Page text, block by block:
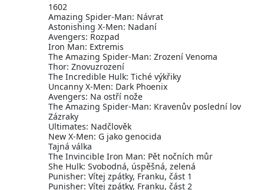
1602
Amazing Spider-Man: Návrat
Astonishing X-Men: Nadaní
Avengers: Rozpad
Iron Man: Extremis
The Amazing Spider-Man: Zrození Venoma
Thor: Znovuzrození
The Incredible Hulk: Tiché výkřiky
Uncanny X-Men: Dark Phoenix
Avengers: Na ostří nože
The Amazing Spider-Man: Kravenův poslední lov
Zázraky
Ultimates: Nadčlověk
New X-Men: G jako genocida
Tajná válka
The Invincible Iron Man: Pět nočních můr
She Hulk: Svobodná, úspěšná, zelená
Punisher: Vítej zpátky, Franku, část 1
Punisher: Vítej zpátky, Franku, část 2